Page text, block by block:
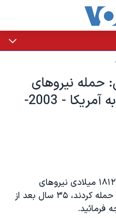
۱۷ ژوئن: حمله نيروهای
امپراتوری انگليس به آمريکا - 2003-
در روزی چون امروز در سال ۱۸۱۲ ميلادی نيروهای
امپراتوری انگليس به آمريکا حمله کردند، ۳۵ سال بعد از
فرمائيد.